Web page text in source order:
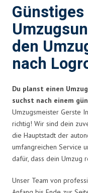
Günstiges
den
nach
Du planst einen
suchst nach einem
Umzugsmeister Gerste
richtig! Wir sind dein
die Hauptstadt der
umfangreichen Service
dafür, dass dein Umzug
Unser Team von